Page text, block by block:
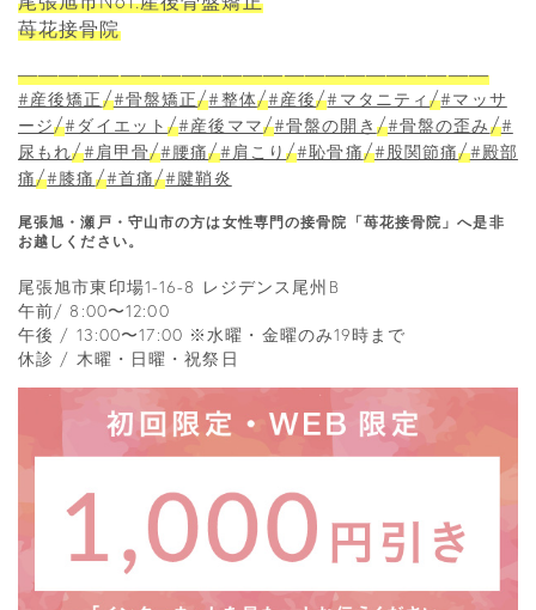
苺花接骨院
―――――――――――――――――――――――
#産後矯正/#骨盤矯正/#整体/#産後/#マタニティ/#マッサ
ージ/#ダイエット/#産後ママ/#骨盤の開き /#骨盤の歪み/#
尿もれ/#肩甲骨/#腰痛/#肩こり/#恥骨痛/#股関節痛/#殿部
痛/#膝痛/#首痛/#腱鞘炎
尾張旭・瀬戸・守山市の方は女性専門の接骨院「苺花接骨院」へ是非
お越しください。
尾張旭市東印場1-16-8 レジデンス尾州B
午前/ 8:00〜12:00
午後 / 13:00〜17:00 ※水曜・金曜のみ19時まで
休診 / 木曜・日曜・祝祭日